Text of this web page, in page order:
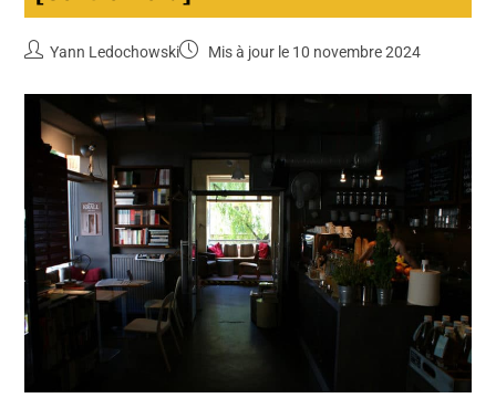
Yann Ledochowski Mis à jour le 10 novembre 2024